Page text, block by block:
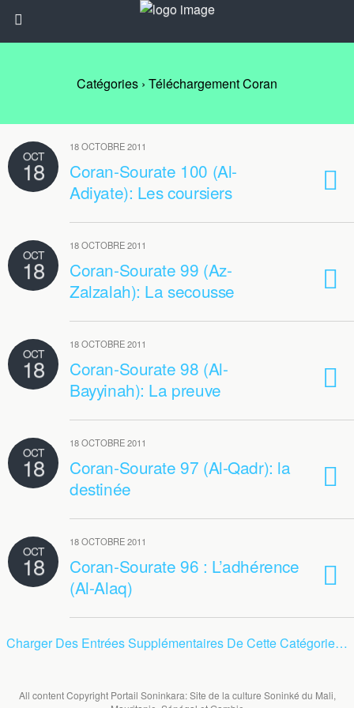
Catégories › Téléchargement Coran
OCT
18
18 OCTOBRE 2011
Coran-Sourate 100 (Al-
Adiyate): Les coursiers
OCT
18
18 OCTOBRE 2011
Coran-Sourate 99 (Az-
Zalzalah): La secousse
OCT
18
18 OCTOBRE 2011
Coran-Sourate 98 (Al-
Bayyinah): La preuve
OCT
18
18 OCTOBRE 2011
Coran-Sourate 97 (Al-Qadr): la
destinée
OCT
18
18 OCTOBRE 2011
Coran-Sourate 96 : L’adhérence
(Al-Alaq)
Charger Des Entrées Supplémentaires De Cette Catégorie…
All content Copyright Portail Soninkara: Site de la culture Soninké du Mali,